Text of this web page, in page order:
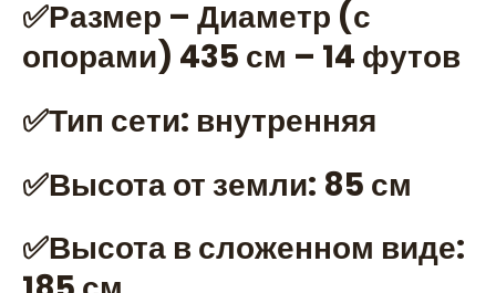
✅Размер – Диаметр (с
опорами) 435 см – 14 футов
✅Тип сети: внутренняя
✅Высота от земли: 85 см
✅Высота в сложенном виде: